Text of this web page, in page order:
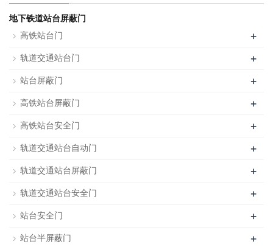
地下铁道站台屏蔽门
高铁站台门
+
轨道交通站台门 +
站台屏蔽门 +
高铁站台屏蔽门 +
高铁站台安全门 +
轨道交通站台自动门 +
轨道交通站台屏蔽门 +
轨道交通站台安全门 +
站台安全门 +
站台半屏蔽门 +